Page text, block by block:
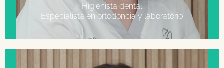
Higienista dental
Especialista en ortodoncia y laboratorio